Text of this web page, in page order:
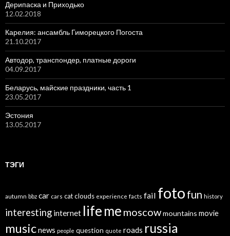
Дерипаска и Приходько
12.02.2018
Карелия: ансамбль Гиморецкого Погоста
21.10.2017
Автодор, транспондер, платные дороги
04.09.2017
Беларусь, майские праздники, часть 1
23.05.2017
Эстония
13.05.2017
ТЭГИ
autumn bbz car cars catclouds experience facts fail foto fun history
interesting internet lifeme moscowmountains movie
musicnews people question quote roads russia